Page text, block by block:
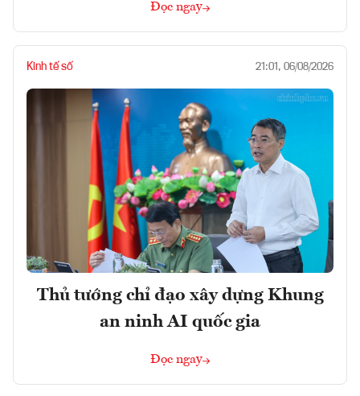
Đọc ngay
Kinh tế số 21:01, 06/08/2026
Thủ tướng chỉ đạo xây dựng Khung
an ninh AI quốc gia
Đọc ngay